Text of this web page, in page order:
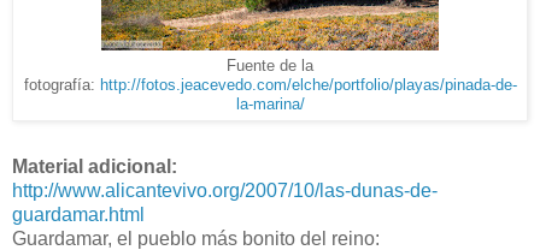
Fuente de la
fotografía: http://fotos.jeacevedo.com/elche/portfolio/playas/pinada-de-
la-marina/
Material adicional:
http://www.alicantevivo.org/2007/10/las-dunas-de-
guardamar.html
Guardamar, el pueblo más bonito del reino: